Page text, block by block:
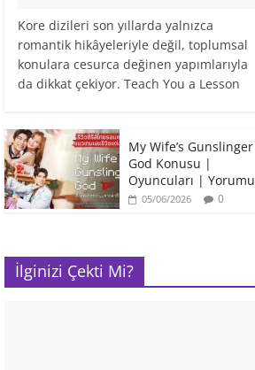
Kore dizileri son yıllarda yalnızca
romantik hikâyeleriyle değil, toplumsal
konulara cesurca değinen yapımlarıyla
da dikkat çekiyor. Teach You a Lesson
My Wife’s Gunslinger
God Konusu |
Oyuncuları | Yorumu
05/06/2026 0
İlginizi Çekti Mi?